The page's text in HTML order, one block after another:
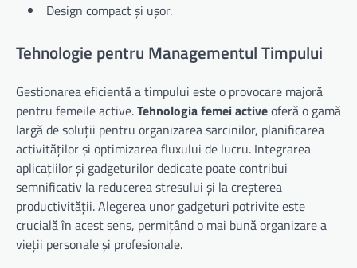
Design compact și ușor.
Tehnologie pentru Managementul Timpului
Gestionarea eficientă a timpului este o provocare majoră
pentru femeile active.Tehnologia femei activeoferă o gamă
largă de soluții pentru organizarea sarcinilor, planificarea
activităților și optimizarea fluxului de lucru. Integrarea
aplicațiilor și gadgeturilor dedicate poate contribui
semnificativ la reducerea stresului și la creșterea
productivității. Alegerea unor gadgeturi potrivite este
crucială în acest sens, permițând o mai bună organizare a
vieții personale și profesionale.